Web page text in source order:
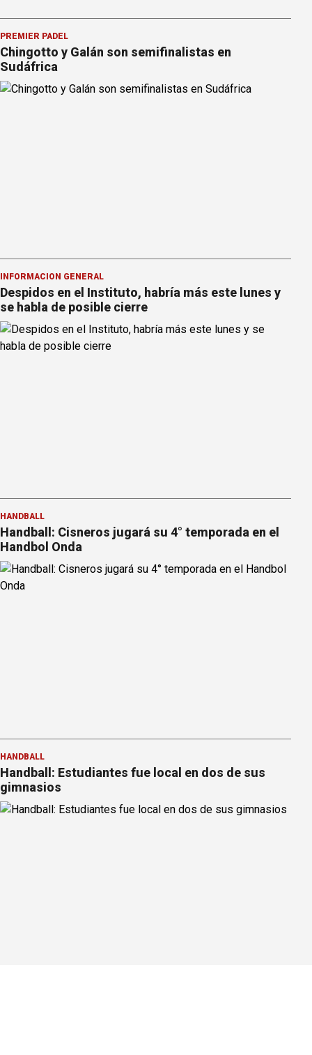
PREMIER PÁDEL
Chingotto y Galán son semifinalistas en
Sudáfrica
INFORMACION GENERAL
Despidos en el Instituto, habría más este lunes y
se habla de posible cierre
HANDBALL
Handball: Cisneros jugará su 4° temporada en el
Handbol Onda
HANDBALL
Handball: Estudiantes fue local en dos de sus
gimnasios